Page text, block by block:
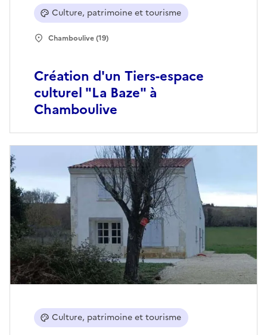
Création d'un Tiers-espace
culturel "La Baze" à
Chamboulive
Culture, patrimoine et tourisme
Chamboulive (19)
Culture, patrimoine et tourisme